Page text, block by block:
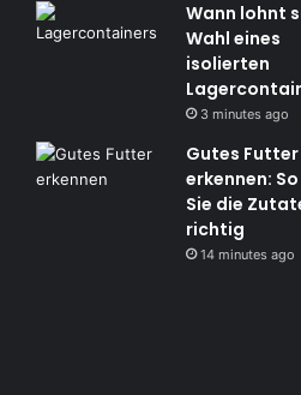
Wann lohnt
Wahl eines
isolierten
3 minutes ago
Gutes Futter
erkennen:
Sie die
richtig
14 minutes ago